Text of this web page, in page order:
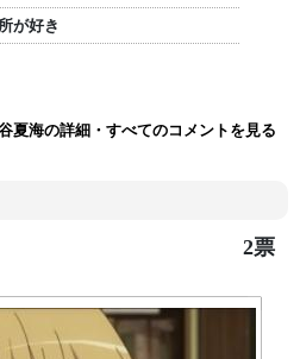
が好き
夏海の詳細・すべてのコメントを見る
2票